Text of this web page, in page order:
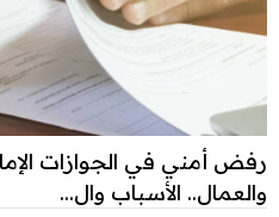
رفض أمني في الجوازات
والعمال.. الأسباب وال...